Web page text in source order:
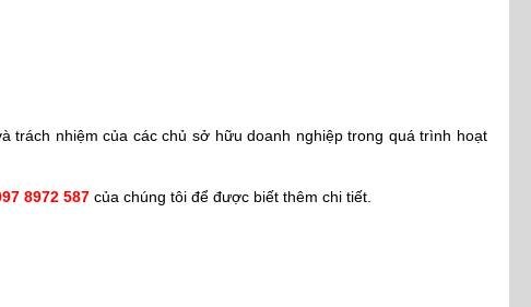
trách nhiệm của các chủ sở hữu doanh nghiệp trong quá trình hoạt
8972 587 của chúng tôi để được biết thêm chi tiết.